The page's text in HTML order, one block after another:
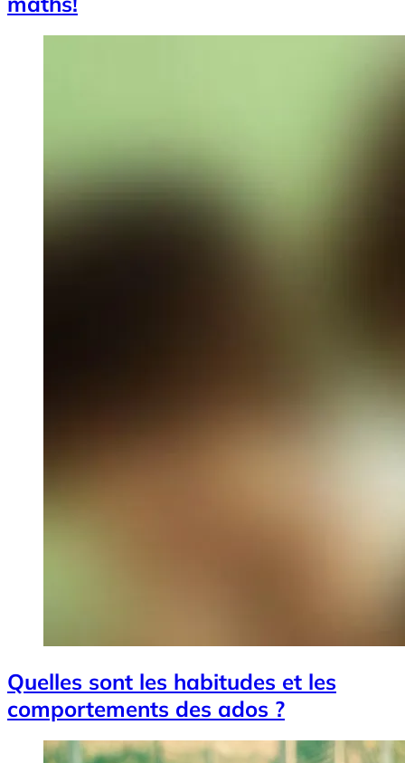
Quelles sont les habitudes et les
comportements des ados ?
Image